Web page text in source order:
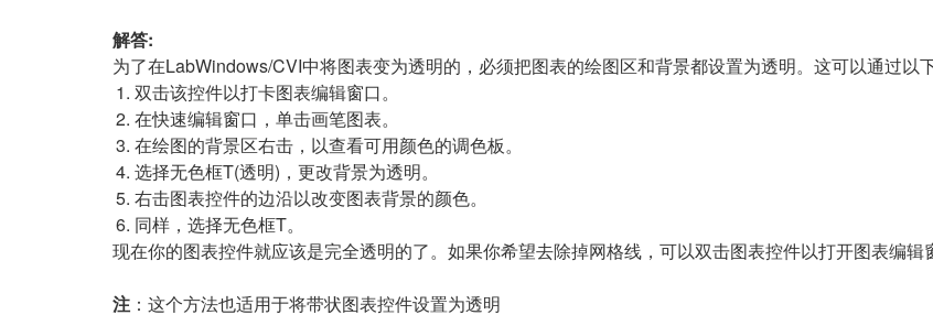
解答:
为了在LabWindows/CVI中将图表变为透明的，必须把图表的绘图区和背景都设置为透明。这可以通过以
双击该控件以打卡图表编辑窗口。
在快速编辑窗口，单击画笔图表。
在绘图的背景区右击，以查看可用颜色的调色板。
选择无色框T(透明)，更改背景为透明。
右击图表控件的边沿以改变图表背景的颜色。
同样，选择无色框T。
现在你的图表控件就应该是完全透明的了。如果你希望去除掉网格线，可以双击图表控件以打开图表编辑
注 ：这个方法也适用于将带状图表控件设置为透明